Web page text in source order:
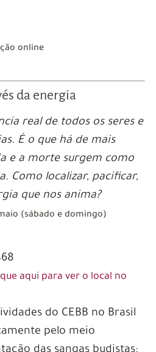
online
da energia
real de todos os seres e
É o que há de mais
e a morte surgem como
Como localizar, pacificar,
que nos anima?
(sábado e domingo)
aqui para ver o local no
do CEBB no Brasil
pelo meio